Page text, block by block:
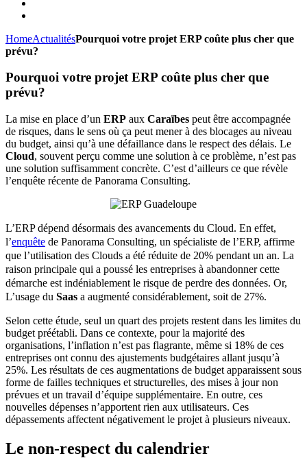
HomeActualitésPourquoi votre projet ERP coûte plus cher que
prévu?
Pourquoi votre projet ERP coûte plus cher que
prévu?
La mise en place d’un ERP aux Caraïbes peut être accompagnée
de risques, dans le sens où ça peut mener à des blocages au niveau
du budget, ainsi qu’à une défaillance dans le respect des délais. Le
Cloud, souvent perçu comme une solution à ce problème, n’est pas
une solution suffisamment concrète. C’est d’ailleurs ce que révèle
l’enquête récente de Panorama Consulting.
L’ERP dépend désormais des avancements du Cloud. En effet,
l’enquête de Panorama Consulting, un spécialiste de l’ERP, affirme
que l’utilisation des Clouds a été réduite de 20% pendant un an. La
raison principale qui a poussé les entreprises à abandonner cette
démarche est indéniablement le risque de perdre des données. Or,
L’usage du Saas a augmenté considérablement, soit de 27%.
Selon cette étude, seul un quart des projets restent dans les limites du
budget préétabli. Dans ce contexte, pour la majorité des
organisations, l’inflation n’est pas flagrante, même si 18% de ces
entreprises ont connu des ajustements budgétaires allant jusqu’à
25%. Les résultats de ces augmentations de budget apparaissent sous
forme de failles techniques et structurelles, des mises à jour non
prévues et un travail d’équipe supplémentaire. En outre, ces
nouvelles dépenses n’apportent rien aux utilisateurs. Ces
dépassements affectent négativement le projet à plusieurs niveaux.
Le non-respect du calendrier